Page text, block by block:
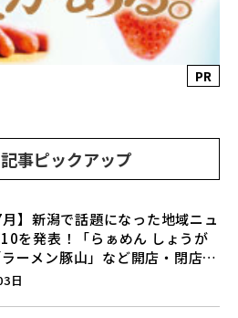
PR
事ピックアップ
月】新潟で話題になった地域ニュ
を発表！「らぁめん しょうが
ーメン豚山」など開店・閉店の
ンキングでご紹介♪
日